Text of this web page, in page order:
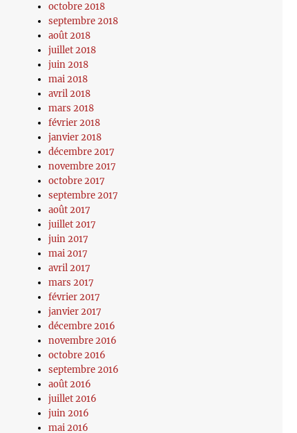
octobre 2018
septembre 2018
août 2018
juillet 2018
juin 2018
mai 2018
avril 2018
mars 2018
février 2018
janvier 2018
décembre 2017
novembre 2017
octobre 2017
septembre 2017
août 2017
juillet 2017
juin 2017
mai 2017
avril 2017
mars 2017
février 2017
janvier 2017
décembre 2016
novembre 2016
octobre 2016
septembre 2016
août 2016
juillet 2016
juin 2016
mai 2016